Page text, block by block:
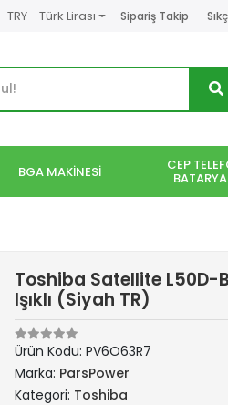
TRY - Türk Lirası Sipariş Takip
BGA MAKİNESİ CEP
Toshiba Satellite L50D-
Işıklı (Siyah TR)
Ürün Kodu: PV6O63R7
Marka: ParsPower
Kategori: Toshiba